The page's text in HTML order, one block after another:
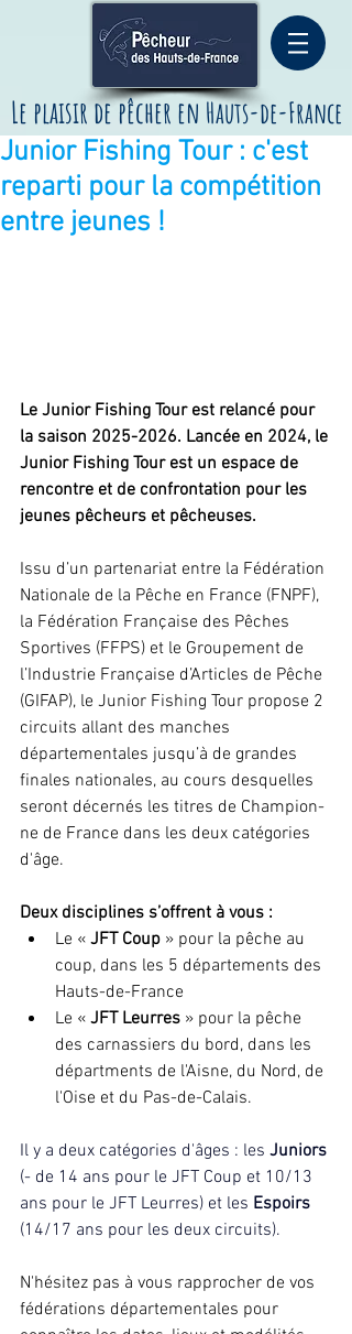
Le plaisir de pêcher en Hauts-de-France
Junior Fishing Tour : c'est
reparti pour la compétition
entre jeunes !
Le Junior Fishing Tour est relancé pour
la saison 2025-2026. Lancée en 2024, le
Junior Fishing Tour est un espace de
rencontre et de confrontation pour les
jeunes pêcheurs et pêcheuses.
Issu d’un partenariat entre la Fédération
Nationale de la Pêche en France (FNPF),
la Fédération Française des Pêches
Sportives (FFPS) et le Groupement de
l’Industrie Française d’Articles de Pêche
(GIFAP), le Junior Fishing Tour propose 2
circuits allant des manches
départementales jusqu’à de grandes
finales nationales, au cours desquelles
seront décernés les titres de Champion-
ne de France dans les deux catégories
d'âge.
Deux disciplines s’offrent à vous :
Le « JFT Coup » pour la pêche au
coup, dans les 5 départements des
Hauts-de-France
Le « JFT Leurres » pour la pêche
des carnassiers du bord, dans les
départments de l'Aisne, du Nord, de
l'Oise et du Pas-de-Calais.
Il y a deux catégories d'âges : les Juniors
(- de 14 ans pour le JFT Coup et 10/13
ans pour le JFT Leurres) et les Espoirs
(14/17 ans pour les deux circuits).
N'hésitez pas à vous rapprocher de vos
fédérations départementales pour